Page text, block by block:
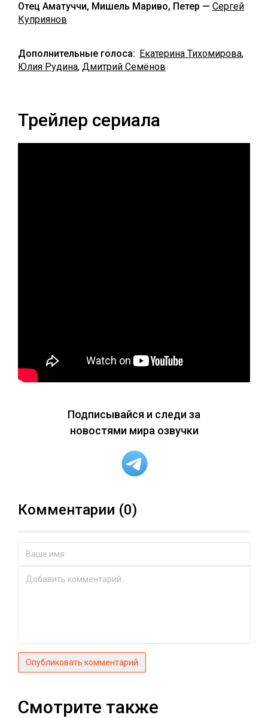
Отец Аматуччи, Мишель Мариво, Петер — Сергей
Куприянов
Дополнительные голоса: Екатерина Тихомирова,
Юлия Рудина, Дмитрий Семёнов
Трейлер сериала
Подписывайся и следи за
новостями мира озвучки
Комментарии (0)
Опубликовать комментарий
Смотрите также